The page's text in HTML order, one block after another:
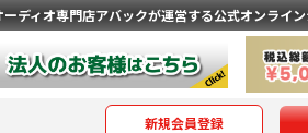
ディオ専門店アバックが運営する公式オンライン
新規会員登録